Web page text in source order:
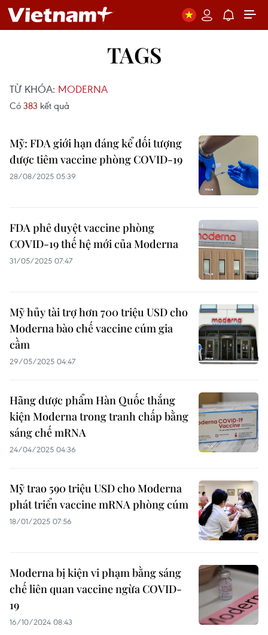
TAGS
TỪ KHÓA: MODERNA
Có 383 kết quả
Mỹ: FDA giới hạn đáng kể đối tượng
được tiêm vaccine phòng COVID-19
28/08/2025 05:39
FDA phê duyệt vaccine phòng
COVID-19 thế hệ mới của Moderna
31/05/2025 07:47
Mỹ hủy tài trợ hơn 700 triệu USD cho
Moderna bào chế vaccine cúm gia
cầm
29/05/2025 04:47
Hãng dược phẩm Hàn Quốc thắng
kiện Moderna trong tranh chấp bằng
sáng chế mRNA
24/04/2025 04:36
Mỹ trao 590 triệu USD cho Moderna
phát triển vaccine mRNA phòng cúm
18/01/2025 07:56
Moderna bị kiện vi phạm bằng sáng
chế liên quan vaccine ngừa COVID-
19
16/10/2024 08:43